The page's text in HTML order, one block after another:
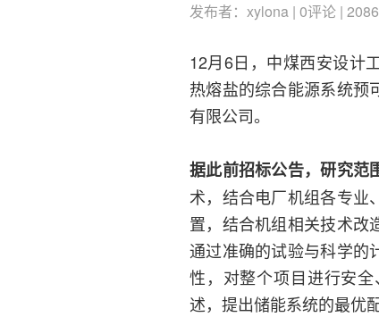
发布者：xylona | 0评论 |
12月6日，中煤西安设计
热熔盐的综合能源系统预
有限公司。
据此前招标公告，研究范
术，结合电厂机组各专业
置，结合机组相关技术改
通过准确的试验与科学的
性，对整个项目进行安
述，提出储能系统的最优